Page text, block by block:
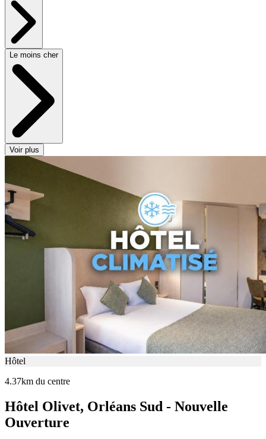
Le moins cher
Voir plus
Hôtel
4.37km du centre
Hôtel Olivet, Orléans Sud - Nouvelle
Ouverture